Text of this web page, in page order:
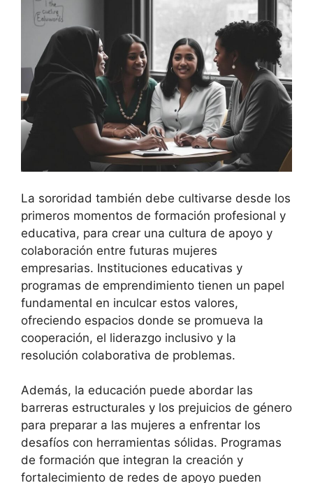
La sororidad también debe cultivarse desde los
primeros momentos de formación profesional y
educativa, para crear una cultura de apoyo y
colaboración entre futuras mujeres
empresarias. Instituciones educativas y
programas de emprendimiento tienen un papel
fundamental en inculcar estos valores,
ofreciendo espacios donde se promueva la
cooperación, el liderazgo inclusivo y la
resolución colaborativa de problemas.
Además, la educación puede abordar las
barreras estructurales y los prejuicios de género
para preparar a las mujeres a enfrentar los
desafíos con herramientas sólidas. Programas
de formación que integran la creación y
fortalecimiento de redes de apoyo pueden